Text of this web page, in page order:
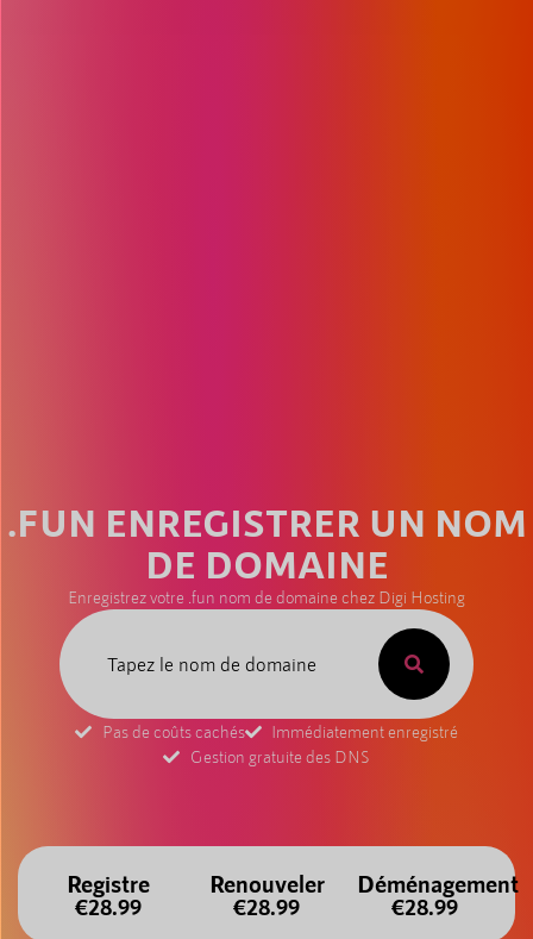
.FUN ENREGISTRER UN NOM
DE DOMAINE
Enregistrez votre .fun nom de domaine chez Digi Hosting
Pas de coûts cachés
Immédiatement enregistré
Gestion gratuite des DNS
Registre
€28.99
Renouveler
€28.99
Déménagement
€28.99